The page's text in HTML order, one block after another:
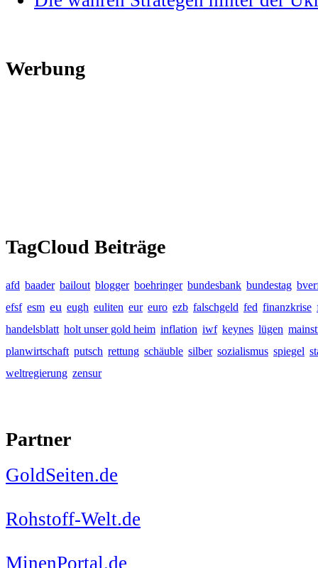
Werbung
TagCloud Beiträge
afd baader bailout blogger boehringer bundesbank bundestag
efsf esm eu eugh euliten eur euro ezb falschgeld fed finanzkrise
handelsblatt holt unser gold heim inflation iwf keynes lügen
planwirtschaft putsch rettung schäuble silber sozialismus spiegel
weltregierung zensur
Partner
GoldSeiten.de
Rohstoff-Welt.de
MinenPortal.de